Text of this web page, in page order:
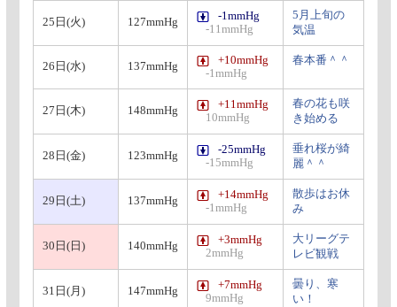
25日(火) 127mmHg
-1mmHg
-11mmHg
5月上旬の
気温
26日(水) 137mmHg
+10mmHg
-1mmHg
春本番＾＾
27日(木) 148mmHg
+11mmHg
10mmHg
春の花も咲
き始める
28日(金) 123mmHg
-25mmHg
-15mmHg
垂れ桜が綺
麗＾＾
29日(土) 137mmHg
+14mmHg
-1mmHg
散歩はお休
み
30日(日) 140mmHg
+3mmHg
2mmHg
大リーグテ
レビ観戦
31日(月) 147mmHg
+7mmHg
9mmHg
曇り、寒
い！